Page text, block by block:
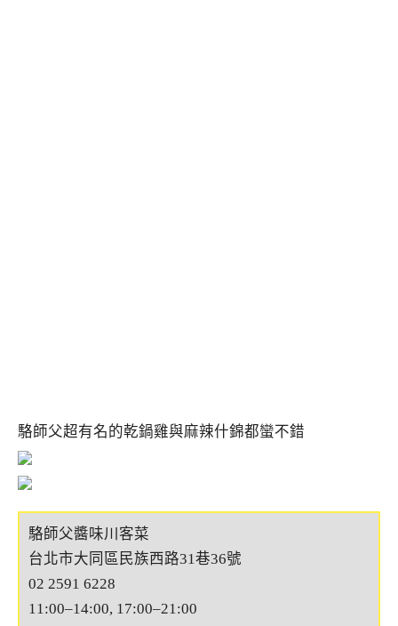
駱師父超有名的乾鍋雞與麻辣什錦都蠻不錯
駱師父醬味川客菜
台北市大同區民族西路31巷36號
02 2591 6228
11:00–14:00, 17:00–21:00